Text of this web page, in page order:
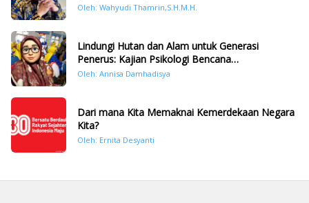
Oleh: Wahyudi Thamrin,S.H.M.H.
Lindungi Hutan dan Alam untuk Generasi
Penerus: Kajian Psikologi Bencana
Hidrometeorologi di Sumatera Pasca Tragedi
Oleh: Annisa Damhadisya
Dari mana Kita Memaknai Kemerdekaan Negara
Kita?
Oleh: Ernita Desyanti